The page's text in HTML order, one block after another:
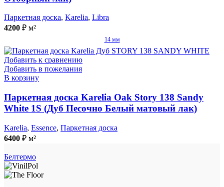
Паркетная доска, Karelia, Libra
4200 ₽ м²
14 мм
Добавить к сравнению
Добавить в пожелания
В корзину
Паркетная доска Karelia Oak Story 138 Sandy
White 1S (Дуб Песочно Белый матовый лак)
Karelia, Essence, Паркетная доска
6400 ₽ м²
Белтермо